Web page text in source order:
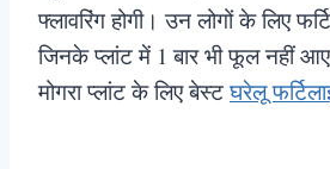
फ्लावरिंग होगी। उन लोगों के लिए
जिनके प्लांट में 1 बार भी फूल नहीं
मोगरा प्लांट के लिए बेस्टघरेलू